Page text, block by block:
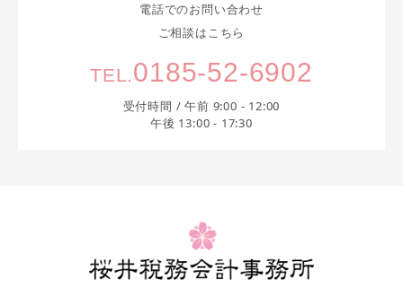
電話でのお問い合わせ
ご相談はこちら
TEL.0185-52-6902
受付時間 / 午前 9:00 - 12:00
午後 13:00 - 17:30